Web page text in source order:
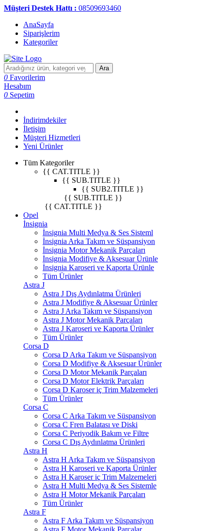
Müşteri Destek Hattı : 08509693460
AnaSayfa
Siparişlerim
Kategoriler
Ara
0 Favorilerim
Hesabım
0 Sepetim
İndirimdekiler
İletişim
Müşteri Hizmetleri
Yeni Ürünler
Tüm Kategoriler
{{ CAT.TITLE }}
{{ SUB.TITLE }}
{{ SUB2.TITLE }}
{{ SUB.TITLE }}
{{ CAT.TITLE }}
Opel
İnsignia
İnsignia Multi Medya & Ses Sisteml
İnsignia Arka Takım ve Süspansiyon
İnsignia Motor Mekanik Parçaları
İnsignia Modifiye & Aksesuar Ürünle
İnsignia Karoseri ve Kaporta Ürünle
Tüm Ürünler
Astra J
Astra J Dış Aydınlatma Ürünleri
Astra J Modifiye & Aksesuar Ürünler
Astra J Arka Takım ve Süspansiyon
Astra J Motor Mekanik Parçaları
Astra J Karoseri ve Kaporta Ürünler
Tüm Ürünler
Corsa D
Corsa D Arka Takım ve Süspansiyon
Corsa D Modifiye & Aksesuar Ürünler
Corsa D Motor Mekanik Parçaları
Corsa D Motor Elektrik Parçaları
Corsa D Karoser iç Trim Malzemeleri
Tüm Ürünler
Corsa C
Corsa C Arka Takım ve Süspansiyon
Corsa C Fren Balatası ve Diski
Corsa C Periyodik Bakım ve Filtre
Corsa C Dış Aydınlatma Ürünleri
Astra H
Astra H Arka Takım ve Süspansiyon
Astra H Karoseri ve Kaporta Ürünler
Astra H Karoser iç Trim Malzemeleri
Astra H Multi Medya & Ses Sistemle
Astra H Motor Mekanik Parçaları
Tüm Ürünler
Astra F
Astra F Arka Takım ve Süspansiyon
Astra F Motor Mekanik Parçalar